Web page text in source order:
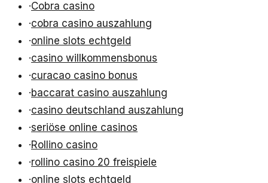
·Cobra casino
·cobra casino auszahlung
·online slots echtgeld
·casino willkommensbonus
·curacao casino bonus
·baccarat casino auszahlung
·casino deutschland auszahlung
·seriöse online casinos
·Rollino casino
·rollino casino 20 freispiele
·online slots echtgeld